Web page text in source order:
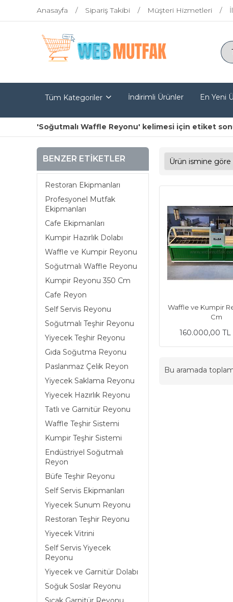
Anasayfa Sipariş Takibi Müşteri Hizmetleri
Tüm Kategoriler İndirimli Ürünler En Yeni
'Soğutmalı Waffle Reyonu' kelimesi için etiket
BENZER ETIKETLER
Restoran Ekipmanları
Profesyonel Mutfak
Ekipmanları
Cafe Ekipmanları
Kumpir Hazırlık Dolabı
Waffle ve Kumpir Reyonu
Soğutmalı Waffle Reyonu
Kumpir Reyonu 350 Cm
Cafe Reyon
Self Servis Reyonu
Soğutmalı Teşhir Reyonu
Yiyecek Teşhir Reyonu
Gıda Soğutma Reyonu
Paslanmaz Çelik Reyon
Yiyecek Saklama Reyonu
Yiyecek Hazırlık Reyonu
Tatlı ve Garnitür Reyonu
Waffle Teşhir Sistemi
Kumpir Teşhir Sistemi
Endüstriyel Soğutmalı
Reyon
Büfe Teşhir Reyonu
Self Servis Ekipmanları
Yiyecek Sunum Reyonu
Restoran Teşhir Reyonu
Yiyecek Vitrini
Self Servis Yiyecek
Reyonu
Yiyecek ve Garnitür Dolabı
Soğuk Soslar Reyonu
Waffle ve Kumpir
Cm
160.000,00 TL
Bu aramada